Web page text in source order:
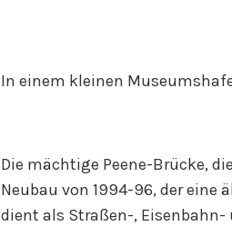
In einem kleinen
Die mächtige Peene-Brücke,
Neubau von 1994-96, der eine
dient als Straßen-,